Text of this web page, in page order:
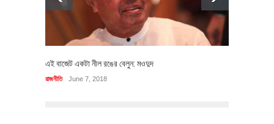
এই বাজেট একটা নীল রঙের বেলুন: মওদুদ
রাজনীতি June 7, 2018